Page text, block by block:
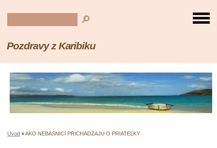
Pozdravy z Karibiku
Úvod »AKO NEBÁSNICI PRICHÁDZAJÚ O PRIATEĽKY